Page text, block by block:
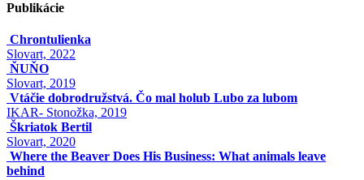
Publikácie
Chrontulienka
Slovart, 2022
ŇUŇO
Slovart, 2019
Vtáčie dobrodružstvá. Čo mal holub Lubo za lubom
IKAR- Stonožka, 2019
Škriatok Bertil
Slovart, 2020
Where the Beaver Does His Business: What animals leave
behind